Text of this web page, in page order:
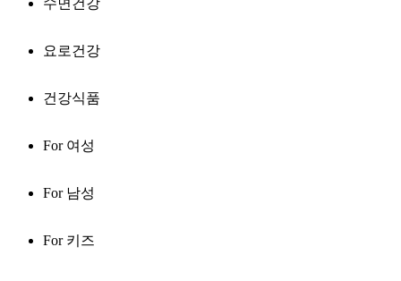
요로건강
건강식품
For 여성
For 남성
For 키즈